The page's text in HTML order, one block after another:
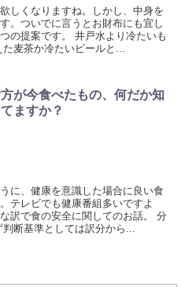
しくなりますね。しかし、中身を
。ついでに言うとお財布にも宜し
の提案です。 井戸水より冷たいも
麦茶か冷たいビールと...
が今食べたもの、何だか知
ますか？
に、健康を意識した場合に良い食
テレビでも健康番組多いですよ
訳で食の安全に関してのお話。 分
断基準としては訳分から...